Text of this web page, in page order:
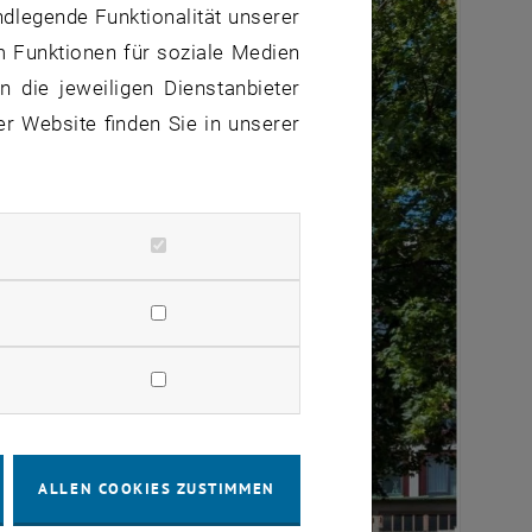
Funktionalität unserer
Funktionen für soziale Medien
die jeweiligen Dienstanbieter
Website finden Sie in unserer
ALLEN COOKIES ZUSTIMMEN